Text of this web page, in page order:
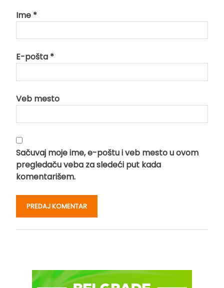
Ime *
E-pošta *
Veb mesto
Sačuvaj moje ime, e-poštu i veb mesto u ovom
pregledaču veba za sledeći put kada
komentarišem.